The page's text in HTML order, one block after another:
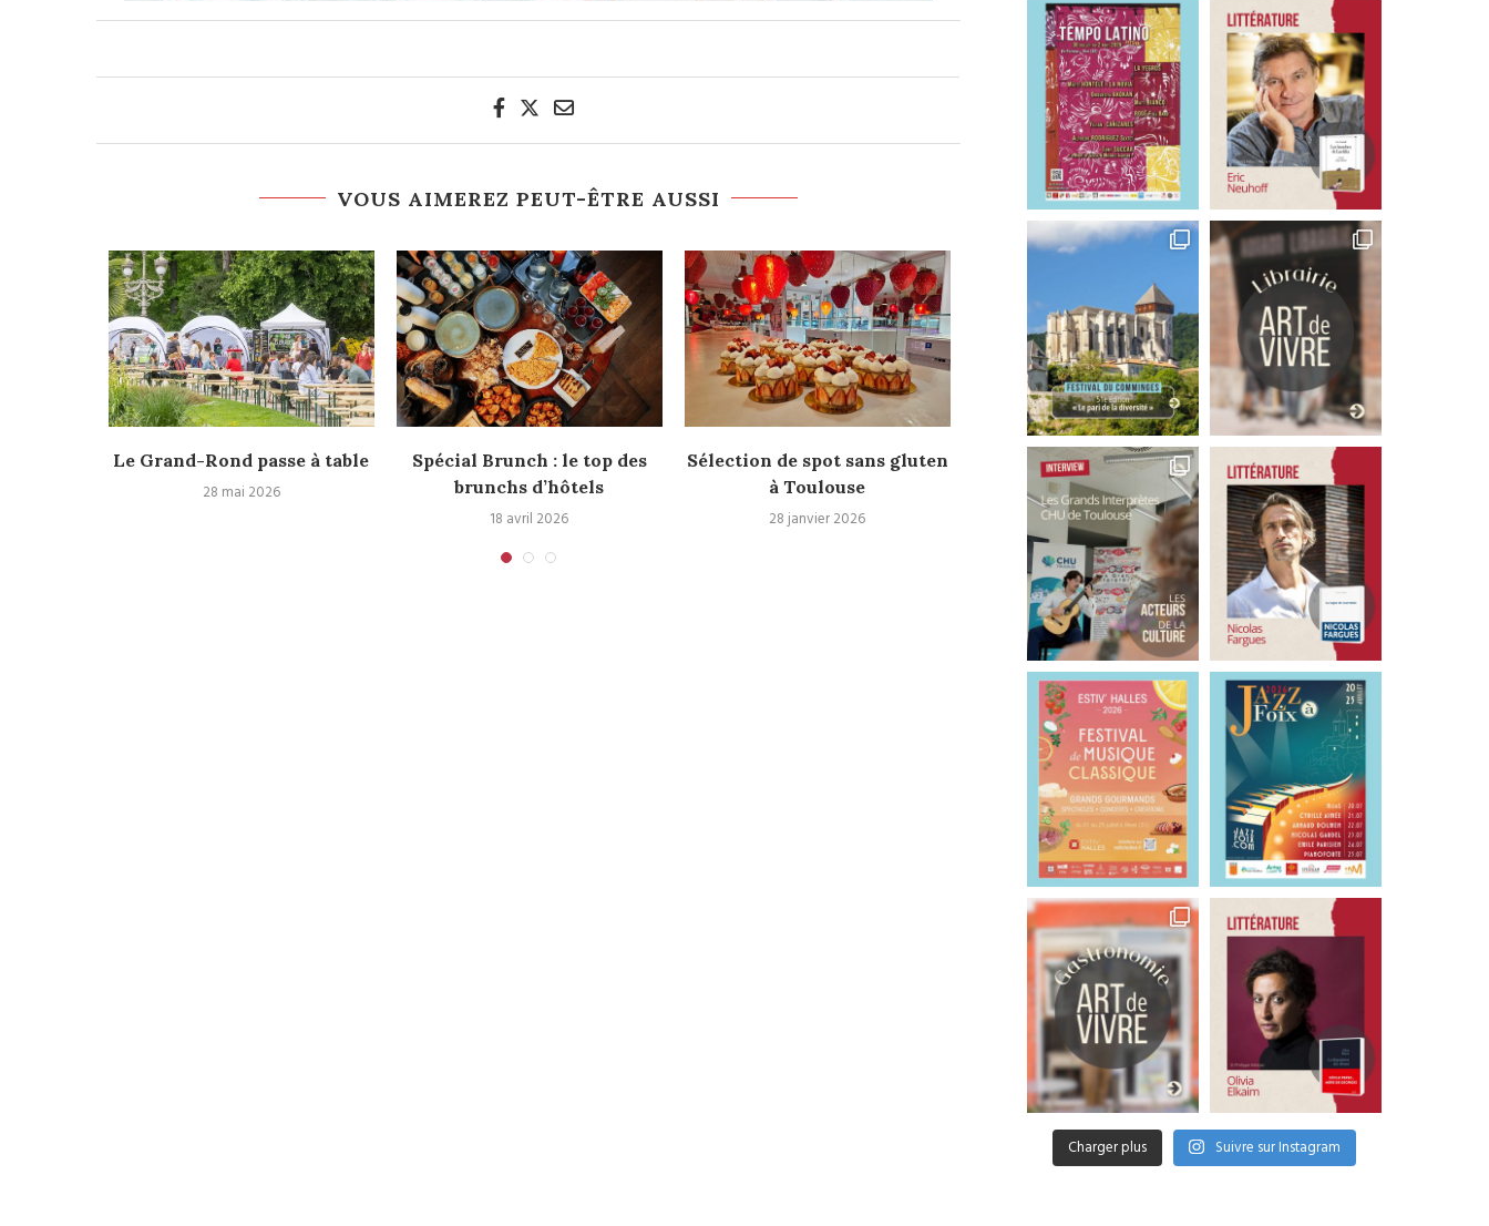
VOUS AIMEREZ PEUT-ÊTRE AUSSI
Le Grand-Rond passe à table
28 mai 2026
Spécial Brunch : le top des
brunchs d’hôtels
18 avril 2026
Sélection de spot sans gluten
à Toulouse
28 janvier 2026
Pérégrinations d’une
étudiante allemande (11) :
Café Roux
17 juillet 2025
La guinguette flottante
Canotiers remet le
2 juin 2025
Charger plus Suivre sur Instagram